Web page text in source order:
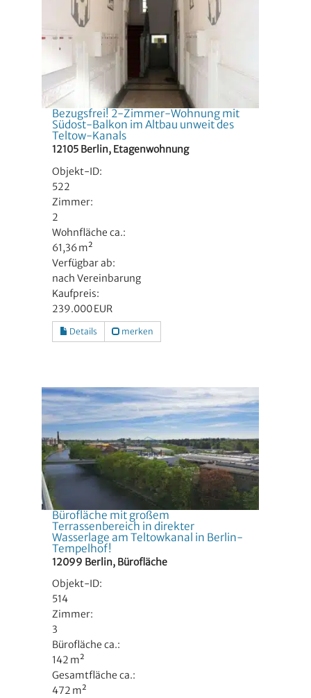
Bezugsfrei! 2-Zimmer-Wohnung mit
Südost-Balkon im Altbau unweit des
Teltow-Kanals
12105 Berlin, Etagenwohnung
Objekt-ID:
522
Zimmer:
2
Wohnfläche ca.:
61,36 m²
Verfügbar ab:
nach Vereinbarung
Kaufpreis:
239.000 EUR
Details merken
Bürofläche mit großem
Terrassenbereich in direkter
Wasserlage am Teltowkanal in Berlin-
Tempelhof!
12099 Berlin, Bürofläche
Objekt-ID:
514
Zimmer:
3
Bürofläche ca.:
142 m²
Gesamtfläche ca.:
472 m²